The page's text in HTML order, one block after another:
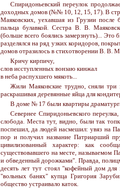
Спиридоньевский переулок
доходных домов (№№ 10, 12, 15, 17). В
Маяковских, уехавшая из Грузии после
пальца булавкой. Сестра В. В.
(больше всего боялись замерзнуть)...
разделялся на ряд узких коридоров,
домов отразилось в стихотворении В. В.
Кричу кирпичу,
слов исступленных вонзаю кинжал
в неба распухшего мякоть...
Жили Маяковские трудно, сняли
раскрашивая деревянные яйца для
В доме № 17 были квартиры
Севернее Спиридоньевского
слобода. Места тут, видно, были так
поспешил, да людей насмешил: увяз на
пор и получил название Патриарший
цивилизованный характер: как
существовавшего на месте, называемом
и обведенный дорожками". Правда,
десять лет тут стоял "кофейный дом
"вольных банях" купца Григория
общество устраивало каток.